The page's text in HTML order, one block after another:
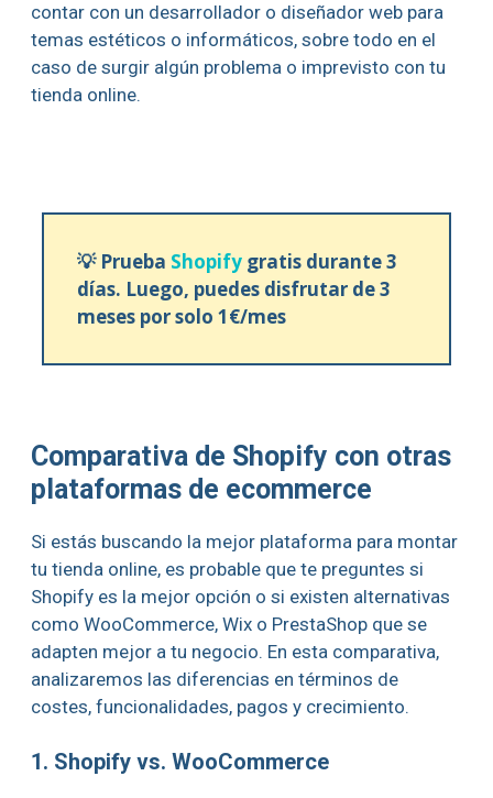
contar con un desarrollador o diseñador web para
temas estéticos o informáticos, sobre todo en el
caso de surgir algún problema o imprevisto con tu
tienda online.
💡 Prueba Shopifygratis durante 3
días. Luego, puedes disfrutar de 3
meses por solo 1€/mes
Comparativa de Shopify con otras
plataformas de ecommerce
Si estás buscando la mejor plataforma para montar
tu tienda online, es probable que te preguntes si
Shopify es la mejor opción o si existen alternativas
como WooCommerce, Wix o PrestaShop que se
adapten mejor a tu negocio. En esta comparativa,
analizaremos las diferencias en términos de
costes, funcionalidades, pagos y crecimiento.
1. Shopify vs. WooCommerce